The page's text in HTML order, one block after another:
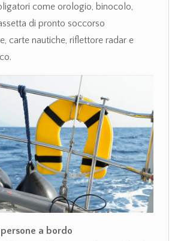
come orologio, binocolo,
di pronto soccorso
carte nautiche, riflettore radar e
persone a bordo